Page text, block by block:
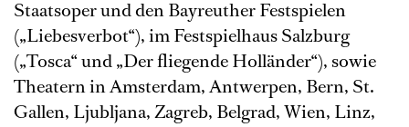
Staatsoper und den Bayreuther Festspielen
(„Liebesverbot“), im Festspielhaus Salzburg
(„Tosca“ und „Der fliegende Holländer“), sowie
Theatern in Amsterdam, Antwerpen, Bern, St.
Gallen, Ljubljana, Zagreb, Belgrad, Wien, Linz,